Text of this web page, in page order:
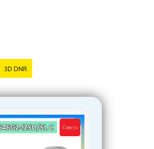
3D DNR